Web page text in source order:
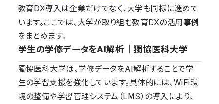
教育DX導入は企業だけでなく、大学も同様に進めて
います。ここでは、大学が取り組む教育DXの活用事例
をまとめます。
学生の学修データをAI解析｜獨協医科大学
獨協医科大学は、学修データをAI解析することで学
生の学習支援を強化しています。具体的には、WiFi環
境の整備や学習管理システム（LMS）の導入により、